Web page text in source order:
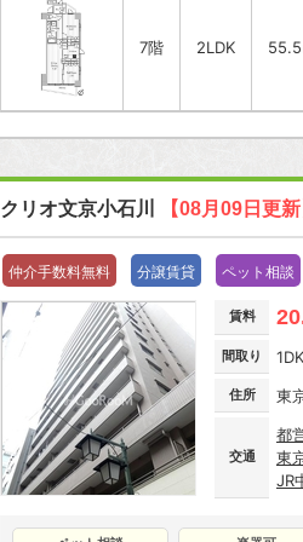
7階 2LDK
クリオ文京小石川 【08月09日更
仲介手数料無料 分譲賃貸 ペット相談
賃料
間取り 1DK
住所 東
交通
都
東
JR